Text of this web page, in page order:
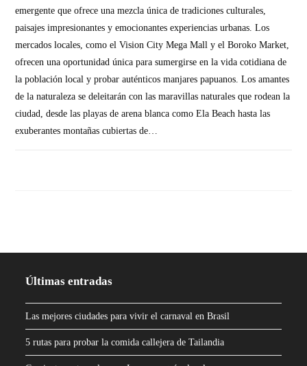
emergente que ofrece una mezcla única de tradiciones culturales,
paisajes impresionantes y emocionantes experiencias urbanas. Los
mercados locales, como el Vision City Mega Mall y el Boroko Market,
ofrecen una oportunidad única para sumergirse en la vida cotidiana de
la población local y probar auténticos manjares papuanos. Los amantes
de la naturaleza se deleitarán con las maravillas naturales que rodean la
ciudad, desde las playas de arena blanca como Ela Beach hasta las
exuberantes montañas cubiertas de…
Últimas entradas
Las mejores ciudades para vivir el carnaval en Brasil
5 rutas para probar la comida callejera de Tailandia